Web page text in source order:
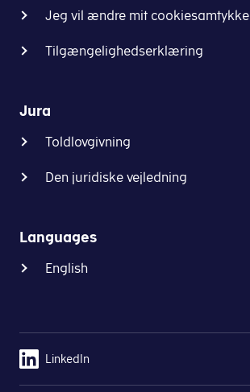
Jeg vil ændre mit cookiesamtykke
Tilgængelighedserklæring
Jura
Toldlovgivning
Den juridiske vejledning
Languages
English
LinkedIn